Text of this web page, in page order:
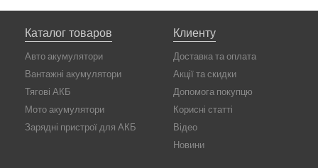
Каталог товаров
Авто акумулятори
Вантажні акумулятори
Тягові АКБ
Мото акумулятори
Зарядні пристрої для АКБ
Клиенту
Доставка та оплата
Акції та скидки
Допомога покупцю
Корисні статті
Відео
Новини